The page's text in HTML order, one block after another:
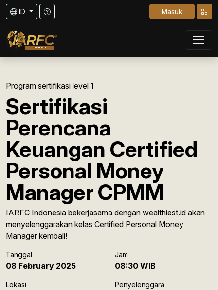
ID Masuk
Program sertifikasi level 1
Sertifikasi
Perencana
Keuangan Certified
Personal Money
Manager CPMM
IARFC Indonesia bekerjasama dengan wealthiest.id akan
menyelenggarakan kelas Certified Personal Money
Manager kembali!
Tanggal
08 February 2025
Jam
08:30 WIB
Lokasi Penyelenggara